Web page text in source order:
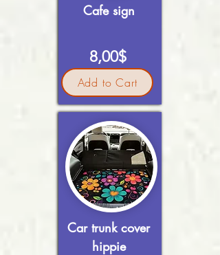
Cafe sign
8,00$
Add to Cart
Car trunk cover
hippie